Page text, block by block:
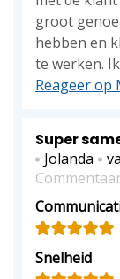
groot
hebben en
te werken.
Reageer op
Super
Jolanda
Snelheid